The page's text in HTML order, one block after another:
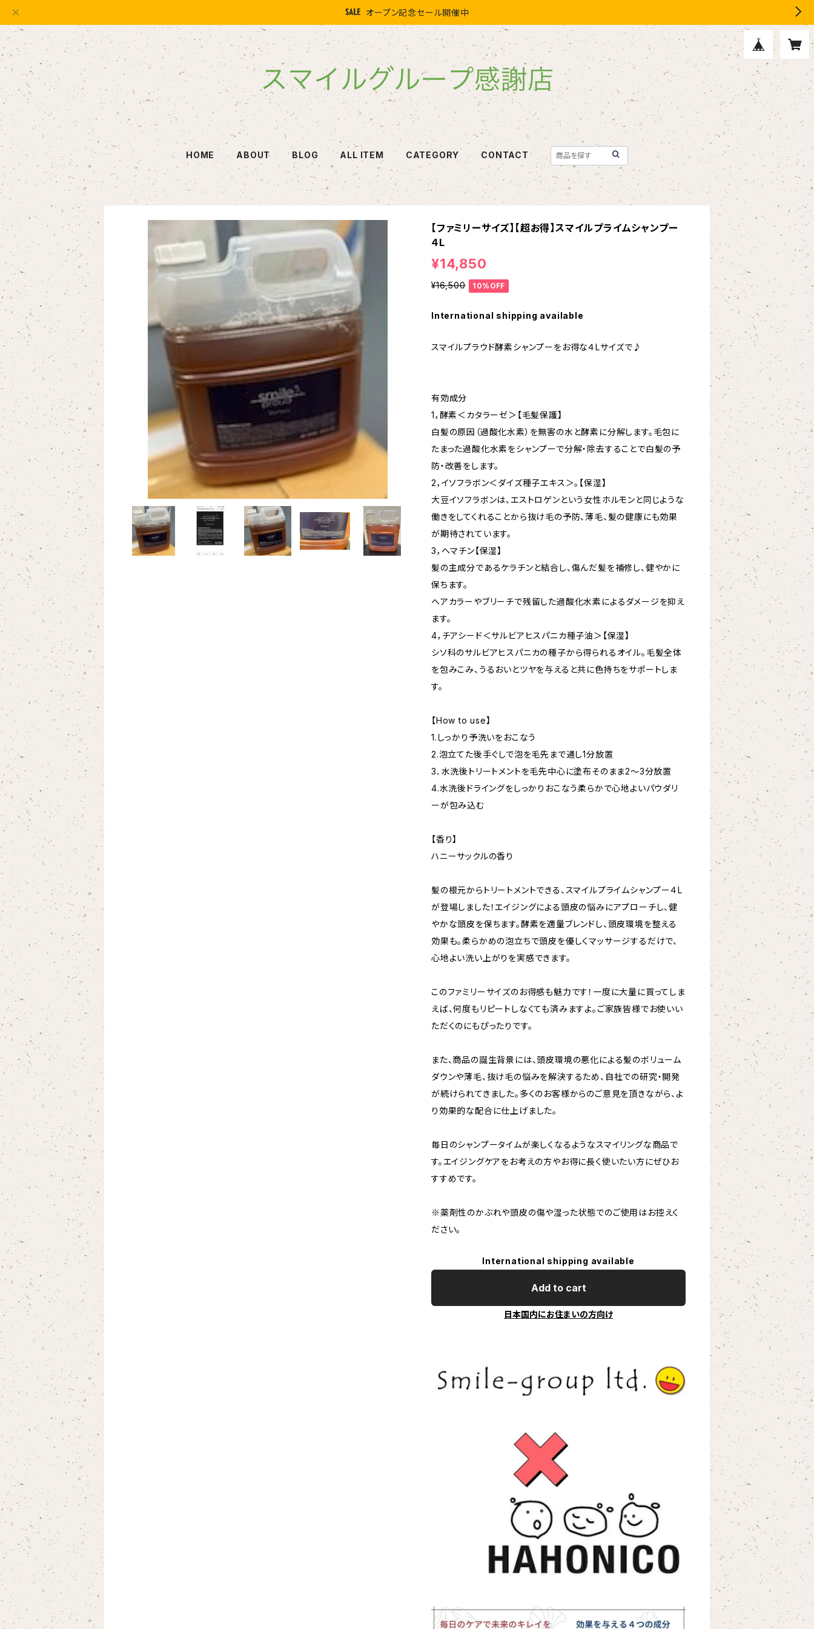
オープン記念セール開催中
HOME ABOUT BLOG ALL ITEM CATEGORY CONTACT
【ファミリーサイズ】【超お得】スマイルプライムシャンプー
４L
¥14,850
¥16,500 10%OFF
International shipping available
スマイルプラウド酵素シャンプーをお得な４Lサイズで♪
有効成分
1，酵素＜カタラーゼ＞【毛髪保護】
白髪の原因（過酸化水素）を無害の水と酵素に分解します。毛包に
たまった過酸化水素をシャンプーで分解・除去することで白髪の予
防・改善をします。
2，イソフラボン＜ダイズ種子エキス＞。【保湿】
大豆イソフラボンは、エストロゲンという女性ホルモンと同じような
働きをしてくれることから抜け毛の予防、薄毛、髪の健康にも効果
が期待されています。
3，ヘマチン【保湿】
髪の主成分であるケラチンと結合し、傷んだ髪を補修し、健やかに
保ちます。
ヘアカラーやブリーチで残留した過酸化水素によるダメージを抑え
ます。
4，チアシード＜サルビアヒスパニカ種子油＞【保湿】
シソ科のサルビアヒスパニカの種子から得られるオイル。毛髪全体
を包みこみ、うるおいとツヤを与えると共に色持ちをサポートしま
す。
【How to use】
1.しっかり予洗いをおこなう
2.泡立てた後手ぐしで泡を毛先まで通し1分放置
3．水洗後トリートメントを毛先中心に塗布そのまま2～3分放置
4.水洗後ドライングをしっかりおこなう柔らかで心地よいパウダリ
ーが包み込む
【香り】
ハニーサックルの香り
髪の根元からトリートメントできる、スマイルプライムシャンプー４L
が登場しました！エイジングによる頭皮の悩みにアプローチし、健
やかな頭皮を保ちます。酵素を適量ブレンドし、頭皮環境を整える
効果も。柔らかめの泡立ちで頭皮を優しくマッサージするだけで、
心地よい洗い上がりを実感できます。
このファミリーサイズのお得感も魅力です！一度に大量に買ってしま
えば、何度もリピートしなくても済みますよ。ご家族皆様でお使いい
ただくのにもぴったりです。
また、商品の誕生背景には、頭皮環境の悪化による髪のボリューム
ダウンや薄毛、抜け毛の悩みを解決するため、自社での研究・開発
が続けられてきました。多くのお客様からのご意見を頂きながら、よ
り効果的な配合に仕上げました。
毎日のシャンプータイムが楽しくなるようなスマイリングな商品で
す。エイジングケアをお考えの方やお得に長く使いたい方にぜひお
すすめです。
※薬剤性のかぶれや頭皮の傷や湿った状態でのご使用はお控えく
ださい。
International shipping available
Add to cart
日本国内にお住まいの方向け